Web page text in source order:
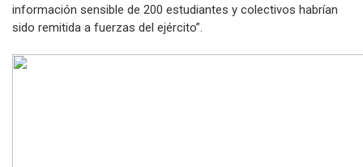
información sensible de 200 estudiantes y colectivos habrían
sido remitida a fuerzas del ejército”.